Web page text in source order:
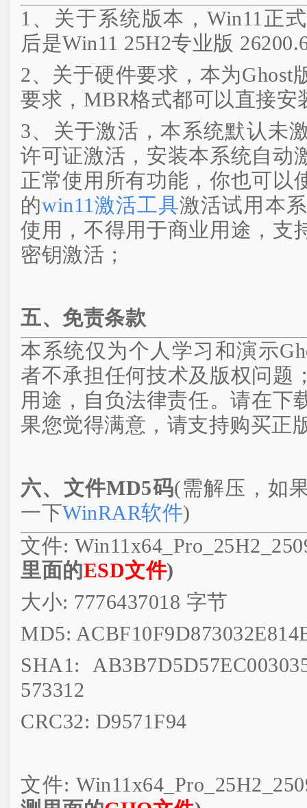
1、关于系统版本，Win11正
后是Win11 25H2专业版
2、关于硬件要求，本为Ghost
要求，MBR格式都可以直接安
3、关于激活，本系统默认未
许可证激活，安装本系统自动
正常使用所有功能，你也可以
的win11激活工具激活试用本
使用，不得用于商业用途，支
密钥激活；
五、免责条款
本系统仅为个人学习和演示
者不承担任何技术及版权问题
用途，自负法律责任。请在下
果您觉得满意，请支持购买正
六、文件MD5码(需解压，如
一下WinRAR软件)
文件:
里面的ESD文件)
大小: 7776437018 字节
MD5:
SHA1:
573312
CRC32: D9571F94
文件: